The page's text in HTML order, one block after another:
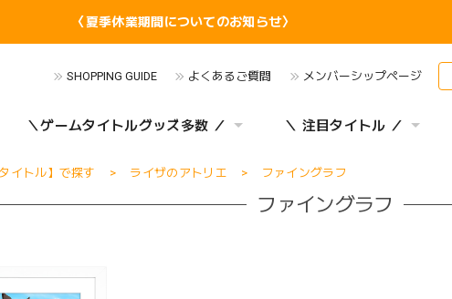
〈夏季休業期間についてのお知らせ〉
SHOPPING GUIDE よくあるご質問 メンバーシップページ
＼ゲームタイトルグッズ多数 ／ ＼ 注目タイトル ／
タイトル】で探す ライザのアトリエ ファイングラフ
ファイングラフ